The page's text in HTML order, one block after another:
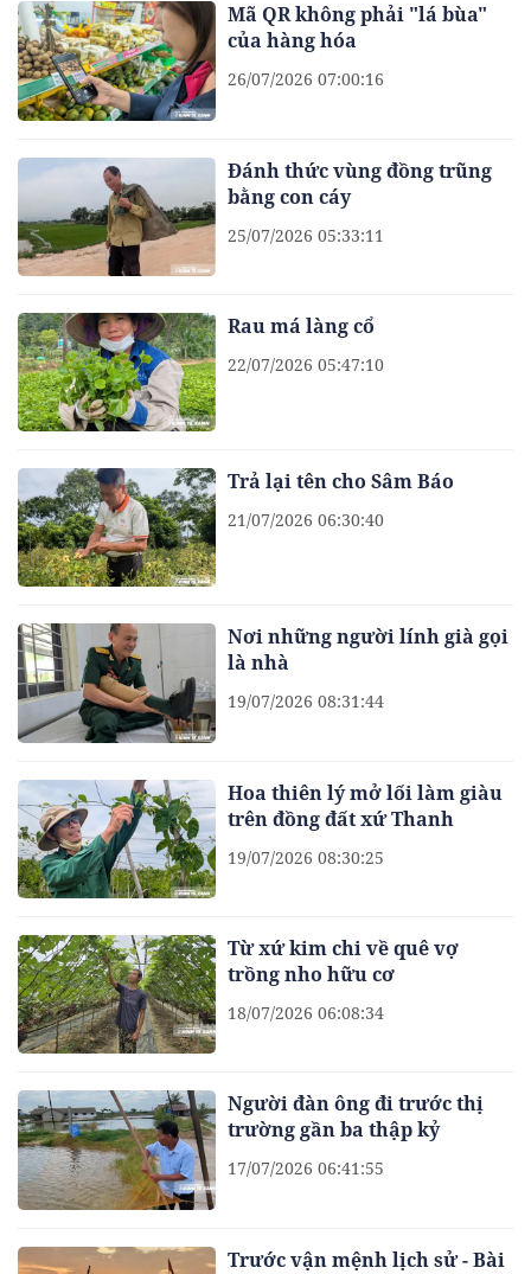
Mã QR không phải "lá bùa"
của hàng hóa
26/07/2026 07:00:16
Đánh thức vùng đồng trũng
bằng con cáy
25/07/2026 05:33:11
Rau má làng cổ
22/07/2026 05:47:10
Trả lại tên cho Sâm Báo
21/07/2026 06:30:40
Nơi những người lính già gọi
là nhà
19/07/2026 08:31:44
Hoa thiên lý mở lối làm giàu
trên đồng đất xứ Thanh
19/07/2026 08:30:25
Từ xứ kim chi về quê vợ
trồng nho hữu cơ
18/07/2026 06:08:34
Người đàn ông đi trước thị
trường gần ba thập kỷ
17/07/2026 06:41:55
Trước vận mệnh lịch sử - Bài